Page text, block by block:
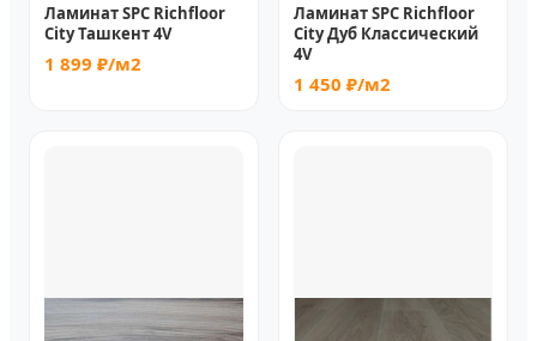
Ламинат SPC Richfloor
City Ташкент 4V
1 899 ₽/м2
Ламинат SPC Richfloor
City Дуб Классический
4V
1 450 ₽/м2